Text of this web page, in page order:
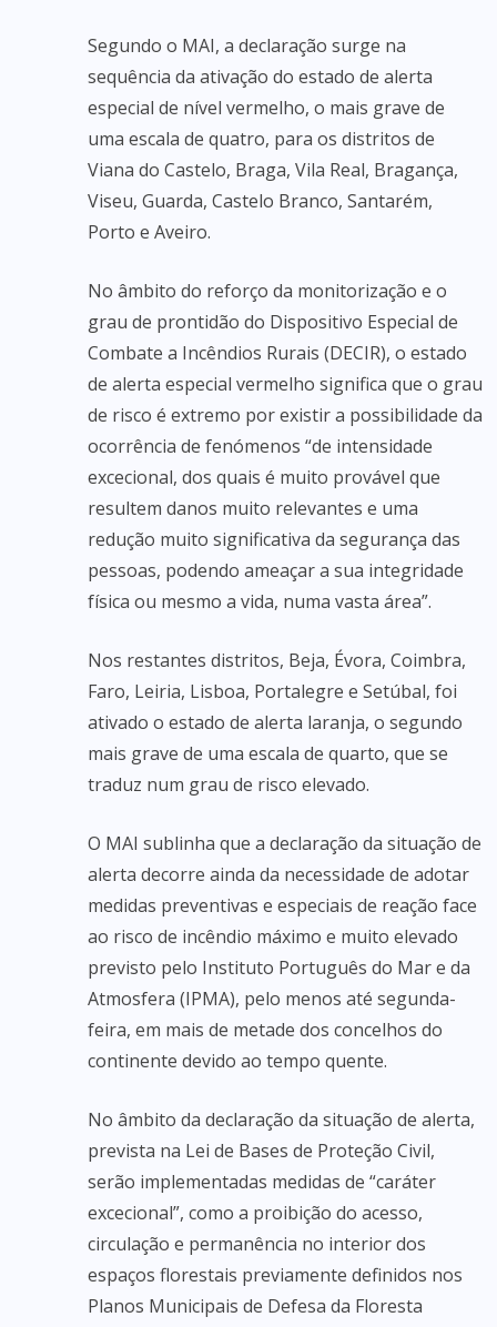
Segundo o MAI, a declaração surge na
sequência da ativação do estado de alerta
especial de nível vermelho, o mais grave de
uma escala de quatro, para os distritos de
Viana do Castelo, Braga, Vila Real, Bragança,
Viseu, Guarda, Castelo Branco, Santarém,
Porto e Aveiro.
No âmbito do reforço da monitorização e o
grau de prontidão do Dispositivo Especial de
Combate a Incêndios Rurais (DECIR), o estado
de alerta especial vermelho significa que o grau
de risco é extremo por existir a possibilidade da
ocorrência de fenómenos “de intensidade
excecional, dos quais é muito provável que
resultem danos muito relevantes e uma
redução muito significativa da segurança das
pessoas, podendo ameaçar a sua integridade
física ou mesmo a vida, numa vasta área”.
Nos restantes distritos, Beja, Évora, Coimbra,
Faro, Leiria, Lisboa, Portalegre e Setúbal, foi
ativado o estado de alerta laranja, o segundo
mais grave de uma escala de quarto, que se
traduz num grau de risco elevado.
O MAI sublinha que a declaração da situação de
alerta decorre ainda da necessidade de adotar
medidas preventivas e especiais de reação face
ao risco de incêndio máximo e muito elevado
previsto pelo Instituto Português do Mar e da
Atmosfera (IPMA), pelo menos até segunda-
feira, em mais de metade dos concelhos do
continente devido ao tempo quente.
No âmbito da declaração da situação de alerta,
prevista na Lei de Bases de Proteção Civil,
serão implementadas medidas de “caráter
excecional”, como a proibição do acesso,
circulação e permanência no interior dos
espaços florestais previamente definidos nos
Planos Municipais de Defesa da Floresta